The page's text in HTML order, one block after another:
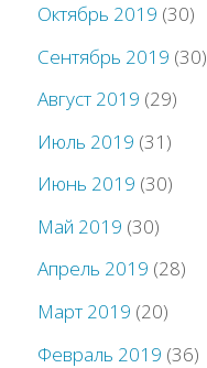
Октябрь 2019 (30)
Сентябрь 2019 (30)
Август 2019 (29)
Июль 2019 (31)
Июнь 2019 (30)
Май 2019 (30)
Апрель 2019 (28)
Март 2019 (20)
Февраль 2019 (36)